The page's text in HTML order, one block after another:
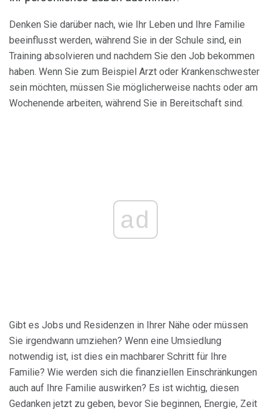
Denken Sie darüber nach, wie Ihr Leben und Ihre Familie
beeinflusst werden, während Sie in der Schule sind, ein
Training absolvieren und nachdem Sie den Job bekommen
haben. Wenn Sie zum Beispiel Arzt oder Krankenschwester
sein möchten, müssen Sie möglicherweise nachts oder am
Wochenende arbeiten, während Sie in Bereitschaft sind.
ad
Gibt es Jobs und Residenzen in Ihrer Nähe oder müssen
Sie irgendwann umziehen? Wenn eine Umsiedlung
notwendig ist, ist dies ein machbarer Schritt für Ihre
Familie? Wie werden sich die finanziellen Einschränkungen
auch auf Ihre Familie auswirken? Es ist wichtig, diesen
Gedanken jetzt zu geben, bevor Sie beginnen, Energie, Zeit